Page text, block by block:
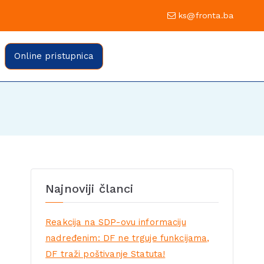
Sarajevo ks@fronta.ba
fronte Sarajevo
Online pristupnica
Najnoviji članci
Reakcija na SDP-ovu informaciju
nadređenim: DF ne trguje funkcijama,
DF traži poštivanje Statuta!